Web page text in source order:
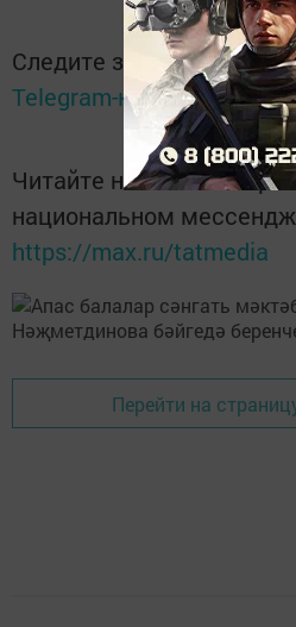
Следите за самым
Telegram-канале
Читайте новости
национальном
https://max.ru/tatmedia
Перейти на